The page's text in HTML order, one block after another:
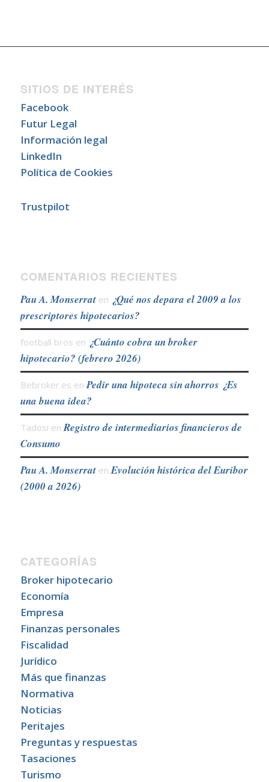
SITIOS DE INTERÉS
Facebook
Futur Legal
Información legal
LinkedIn
Política de Cookies
Trustpilot
COMENTARIOS RECIENTES
Pau A. Monserraten ¿Qué nos depara el 2009 a los
prescriptores hipotecarios?
football bros en ¿Cuánto cobra un broker
hipotecario? (febrero 2026)
Bebroker.es enPedir una hipoteca sin ahorros ¿Es
una buena idea?
Tadosi enRegistro de intermediarios financieros de
Consumo
Pau A. MonserratenEvolución histórica del Euribor
(2000 a 2026)
CATEGORÍAS
Broker hipotecario
Economía
Empresa
Finanzas personales
Fiscalidad
Jurídico
Más que finanzas
Normativa
Noticias
Peritajes
Preguntas y respuestas
Tasaciones
Turismo